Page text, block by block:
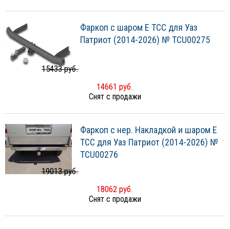
Фаркоп с шаром Е ТСС для Уаз
Патриот (2014-2026) № TCU00275
15433 руб.
14661 руб.
Снят с продажи
Фаркоп с нер. Накладкой и шаром E
ТСС для Уаз Патриот (2014-2026) №
TCU00276
19013 руб.
18062 руб.
Снят с продажи